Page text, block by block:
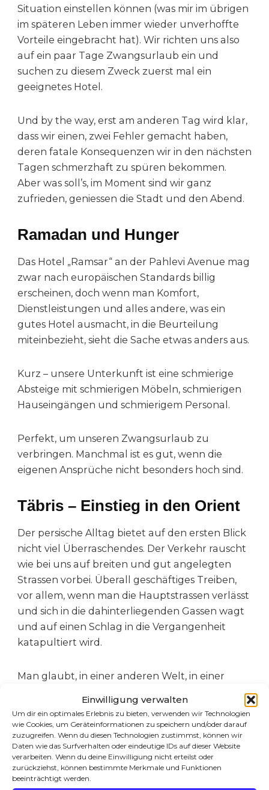
Einwilligung verwalten
Um dir ein optimales Erlebnis zu bieten, verwenden wir Technologien
wie Cookies, um Geräteinformationen zu speichern und/oder darauf
zuzugreifen. Wenn du diesen Technologien zustimmst, können wir
Daten wie das Surfverhalten oder eindeutige IDs auf dieser Website
verarbeiten. Wenn du deine Einwilligung nicht erteilst oder
zurückziehst, können bestimmte Merkmale und Funktionen
beeinträchtigt werden.
Situation einstellen können (was mir im übrigen
im späteren Leben immer wieder unverhoffte
Vorteile eingebracht hat). Wir richten uns also
auf ein paar Tage Zwangsurlaub ein und
suchen zu diesem Zweck zuerst mal ein
geeignetes Hotel.
Und by the way, erst am anderen Tag wird klar,
dass wir einen, zwei Fehler gemacht haben,
deren fatale Konsequenzen wir in den nächsten
Tagen schmerzhaft zu spüren bekommen.
Aber was soll’s, im Moment sind wir ganz
zufrieden, geniessen die Stadt und den Abend.
Ramadan und Hunger
Das Hotel „Ramsar“ an der Pahlevi Avenue mag
zwar nach europäischen Standards billig
erscheinen, doch wenn man Komfort,
Dienstleistungen und alles andere, was ein
gutes Hotel ausmacht, in die Beurteilung
miteinbezieht, sieht die Sache etwas anders aus.
Kurz – unsere Unterkunft ist eine schmierige
Absteige mit schmierigen Möbeln, schmierigen
Hauseingängen und schmierigem Personal.
Perfekt, um unseren Zwangsurlaub zu
verbringen. Manchmal ist es gut, wenn die
eigenen Ansprüche nicht besonders hoch sind.
Täbris – Einstieg in den Orient
Der persische Alltag bietet auf den ersten Blick
nicht viel Überraschendes. Der Verkehr rauscht
wie bei uns auf breiten und gut angelegten
Strassen vorbei. Überall geschäftiges Treiben,
vor allem, wenn man die Hauptstrassen verlässt
und sich in die dahinterliegenden Gassen wagt
und auf einen Schlag in die Vergangenheit
katapultiert wird.
Man glaubt, in einer anderen Welt, in einer
anderen Zeit gelandet zu sein. Könnte es das 18.
oder 19. Jahrhundert in Europa sein? So stellen
wir es uns vor: schmale Gassen, die scheinbar
nirgends hinführen. In dunklen Hinterhöfen
spielen dreckige Kinder, die uns gleichzeitig
neugierig und misstrauisch beäugen. Ich
vermute, dass uns dieser Eindruck noch öfters